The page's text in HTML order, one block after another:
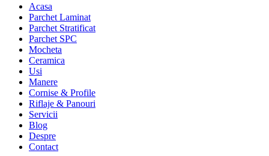
Acasa
Parchet Laminat
Parchet Stratificat
Parchet SPC
Mocheta
Ceramica
Usi
Manere
Cornise & Profile
Riflaje & Panouri
Servicii
Blog
Despre
Contact